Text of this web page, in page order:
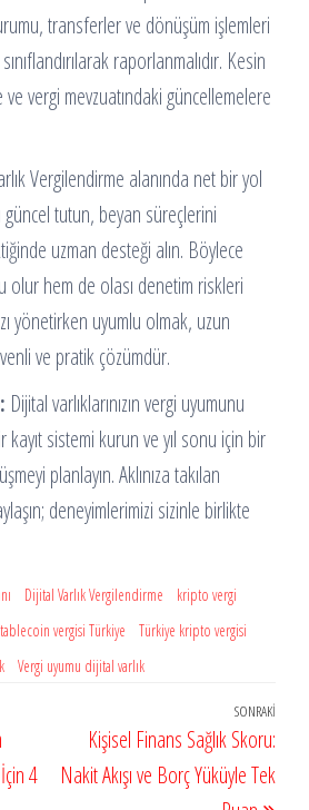
transferler ve dönüşüm işlemleri
raporlanmalıdır. Kesin
vergi mevzuatındaki güncellemelere
Vergilendirme alanında net bir yol
güncel tutun, beyan süreçlerini
uzman desteği alın. Böylece
olur hem de olası denetim riskleri
yönetirken uyumlu olmak, uzun
ve pratik çözümdür.
Dijital varlıklarınızın vergi uyumunu
sistemi kurun ve yıl sonu için bir
planlayın. Aklınıza takılan
deneyimlerimizi sizinle birlikte
Dijital Varlık Vergilendirme
kripto vergi
vergisi Türkiye
Türkiye kripto vergisi
Vergi uyumu dijital varlık
4
SONRAKI
Kişisel Finans Sağlık Skoru:
Nakit Akışı ve Borç Yüküyle Tek